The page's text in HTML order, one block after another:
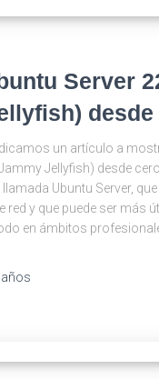
Server
un artículo a
Jellyfish) desde
Ubuntu Server,
red y que puede ser más
en ámbitos